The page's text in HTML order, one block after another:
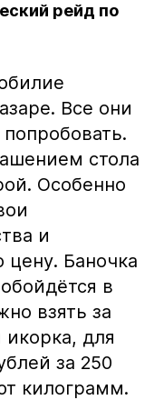
рейд по
Все они
стола
Особенно
и
цену. Баночка
в
взять за
икорка, для
за 250
килограмм.